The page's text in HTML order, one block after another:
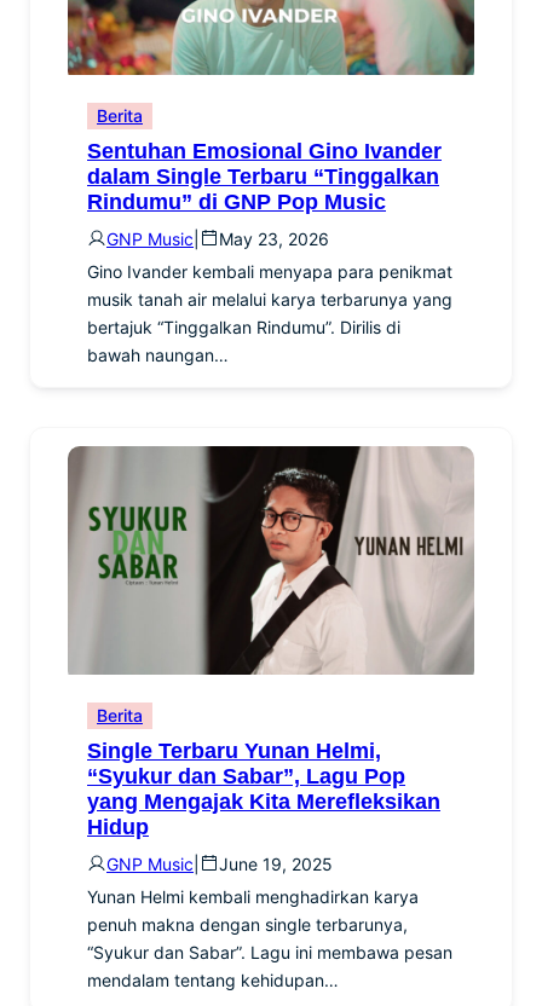
Berita
Sentuhan Emosional Gino Ivander
dalam Single Terbaru “Tinggalkan
Rindumu” di GNP Pop Music
GNP Music
May 23, 2026
Gino Ivander kembali menyapa para penikmat
musik tanah air melalui karya terbarunya yang
bertajuk “Tinggalkan Rindumu”. Dirilis di
bawah naungan…
Berita
Single Terbaru Yunan Helmi,
“Syukur dan Sabar”, Lagu Pop
yang Mengajak Kita Merefleksikan
Hidup
GNP Music
June 19, 2025
Yunan Helmi kembali menghadirkan karya
penuh makna dengan single terbarunya,
“Syukur dan Sabar”. Lagu ini membawa pesan
mendalam tentang kehidupan…